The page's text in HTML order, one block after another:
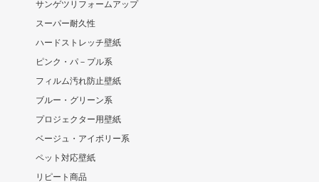
サンゲツリフォームアップ
スーパー耐久性
ハードストレッチ壁紙
ピンク・パ－プル系
フィルム汚れ防止壁紙
ブルー・グリーン系
プロジェクター用壁紙
ベージュ・アイボリー系
ペット対応壁紙
リピート商品